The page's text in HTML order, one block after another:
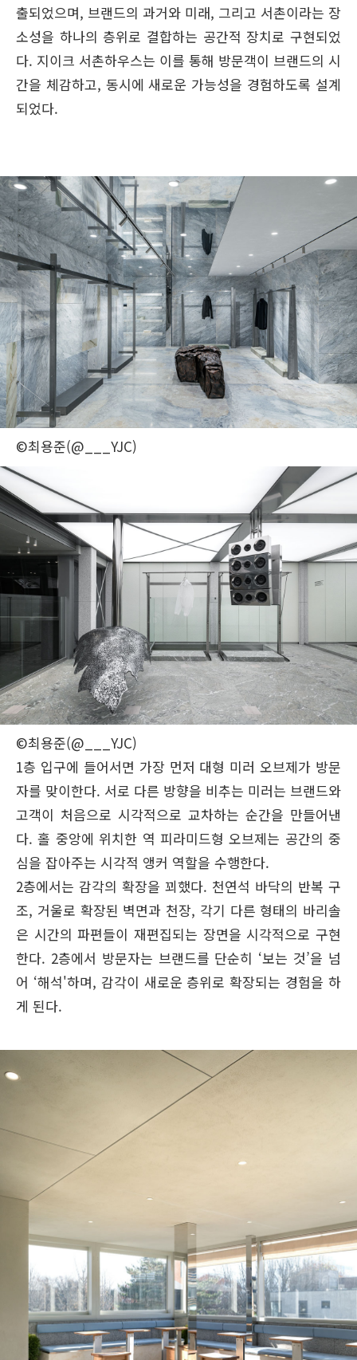
출되었으며, 브랜드의 과거와 미래, 그리고 서촌이라는 장
소성을 하나의 층위로 결합하는 공간적 장치로 구현되었
다. 지이크 서촌하우스는 이를 통해 방문객이 브랜드의 시
간을 체감하고, 동시에 새로운 가능성을 경험하도록 설계
되었다.
©최용준(@___YJC)
©최용준(@___YJC)
1층 입구에 들어서면 가장 먼저 대형 미러 오브제가 방문
자를 맞이한다. 서로 다른 방향을 비추는 미러는 브랜드와
고객이 처음으로 시각적으로 교차하는 순간을 만들어낸
다. 홀 중앙에 위치한 역 피라미드형 오브제는 공간의 중
심을 잡아주는 시각적 앵커 역할을 수행한다.
2층에서는 감각의 확장을 꾀했다. 천연석 바닥의 반복 구
조, 거울로 확장된 벽면과 천장, 각기 다른 형태의 바리솔
은 시간의 파편들이 재편집되는 장면을 시각적으로 구현
한다. 2층에서 방문자는 브랜드를 단순히 ‘보는 것’을 넘
어 ‘해석'하며, 감각이 새로운 층위로 확장되는 경험을 하
게 된다.